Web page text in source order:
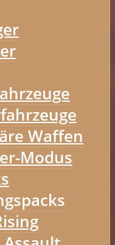
Waffen
Modus